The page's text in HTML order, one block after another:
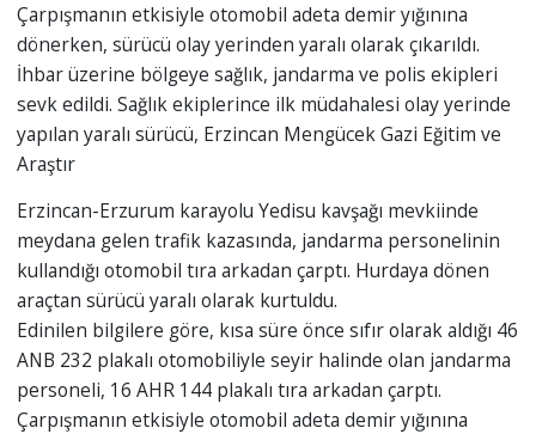
Çarpışmanın etkisiyle otomobil adeta demir yığınına
dönerken, sürücü olay yerinden yaralı olarak çıkarıldı.
İhbar üzerine bölgeye sağlık, jandarma ve polis ekipleri
sevk edildi. Sağlık ekiplerince ilk müdahalesi olay yerinde
yapılan yaralı sürücü, Erzincan Mengücek Gazi Eğitim ve
Araştır
Erzincan-Erzurum karayolu Yedisu kavşağı mevkiinde
meydana gelen trafik kazasında, jandarma personelinin
kullandığı otomobil tıra arkadan çarptı. Hurdaya dönen
araçtan sürücü yaralı olarak kurtuldu.
Edinilen bilgilere göre, kısa süre önce sıfır olarak aldığı 46
ANB 232 plakalı otomobiliyle seyir halinde olan jandarma
personeli, 16 AHR 144 plakalı tıra arkadan çarptı.
Çarpışmanın etkisiyle otomobil adeta demir yığınına